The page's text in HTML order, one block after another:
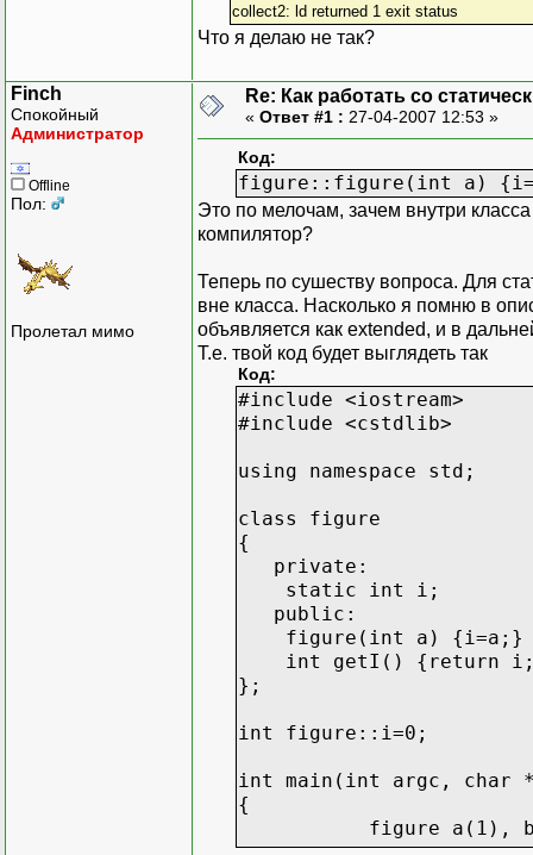
collect2: ld returned 1 exit status
Что я делаю не так?
Finch
Спокойный
Администратор
Offline
Пол:
Пролетал мимо
Re: Как работать со
« Ответ #1 : 27-04-2007 12:53 »
Код:
figure::figure(int a)
Это по мелочам, зачем внутри
компилятор?
Теперь по сушеству вопроса. Для
вне класса. Насколько я помню в
объявляется как extended, и в
Т.е. твой код будет выглядеть так
Код:
#include <iostream>
#include <cstdlib>
using namespace std;
class figure
{
private:
static int i;
public:
figure(int a) {i=a;}
int getI() {return
};
int figure::i=0;
int main(int argc, char
{
figure a(1),